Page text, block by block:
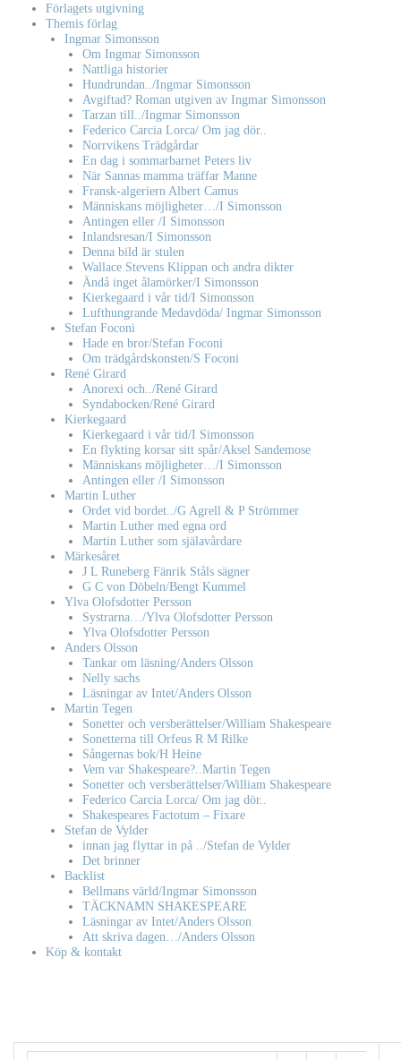
Förlagets utgivning
Themis förlag
Ingmar Simonsson
Om Ingmar Simonsson
Nattliga historier
Hundrundan../Ingmar Simonsson
Avgiftad? Roman utgiven av Ingmar Simonsson
Tarzan till../Ingmar Simonsson
Federico Carcia Lorca/ Om jag dör..
Norrvikens Trädgårdar
En dag i sommarbarnet Peters liv
När Sannas mamma träffar Manne
Fransk-algeriern Albert Camus
Människans möjligheter…/I Simonsson
Antingen eller /I Simonsson
Inlandsresan/I Simonsson
Denna bild är stulen
Wallace Stevens Klippan och andra dikter
Ändå inget ålamörker/I Simonsson
Kierkegaard i vår tid/I Simonsson
Lufthungrande Medavdöda/ Ingmar Simonsson
Stefan Foconi
Hade en bror/Stefan Foconi
Om trädgårdskonsten/S Foconi
René Girard
Anorexi och../René Girard
Syndabocken/René Girard
Kierkegaard
Kierkegaard i vår tid/I Simonsson
En flykting korsar sitt spår/Aksel Sandemose
Människans möjligheter…/I Simonsson
Antingen eller /I Simonsson
Martin Luther
Ordet vid bordet../G Agrell & P Strömmer
Martin Luther med egna ord
Martin Luther som själavårdare
Märkesåret
J L Runeberg Fänrik Ståls sägner
G C von Döbeln/Bengt Kummel
Ylva Olofsdotter Persson
Systrarna…/Ylva Olofsdotter Persson
Ylva Olofsdotter Persson
Anders Olsson
Tankar om läsning/Anders Olsson
Nelly sachs
Läsningar av Intet/Anders Olsson
Martin Tegen
Sonetter och versberättelser/William Shakespeare
Sonetterna till Orfeus R M Rilke
Sångernas bok/H Heine
Vem var Shakespeare?..Martin Tegen
Sonetter och versberättelser/William Shakespeare
Federico Carcia Lorca/ Om jag dör..
Shakespeares Factotum – Fixare
Stefan de Vylder
innan jag flyttar in på ../Stefan de Vylder
Det brinner
Backlist
Bellmans värld/Ingmar Simonsson
TÄCKNAMN SHAKESPEARE
Läsningar av Intet/Anders Olsson
Att skriva dagen…/Anders Olsson
Köp & kontakt